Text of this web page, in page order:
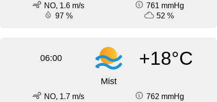
NO, 1.6 m/s
761 mmHg
97 %
52 %
06:00 +18°C
Mist
NO, 1.7 m/s
762 mmHg